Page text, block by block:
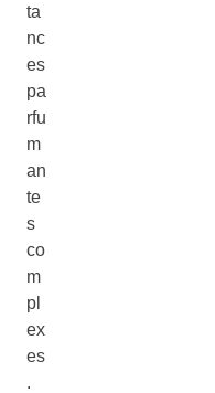
ta
nc
es
pa
rfu
m
an
te
s
co
m
pl
ex
es
.